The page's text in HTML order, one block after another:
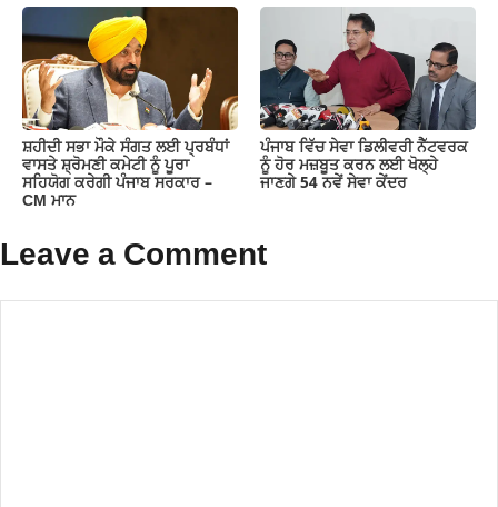
ਸ਼ਹੀਦੀ ਸਭਾ ਮੌਕੇ ਸੰਗਤ ਲਈ ਪ੍ਰਬੰਧਾਂ
ਵਾਸਤੇ ਸ਼੍ਰੋਮਣੀ ਕਮੇਟੀ ਨੂੰ ਪੂਰਾ
ਸਹਿਯੋਗ ਕਰੇਗੀ ਪੰਜਾਬ ਸਰਕਾਰ –
CM ਮਾਨ
ਪੰਜਾਬ ਵਿੱਚ ਸੇਵਾ ਡਿਲੀਵਰੀ ਨੈੱਟਵਰਕ
ਨੂੰ ਹੋਰ ਮਜ਼ਬੂਤ ਕਰਨ ਲਈ ਖੋਲ੍ਹੇ
ਜਾਣਗੇ 54 ਨਵੇਂ ਸੇਵਾ ਕੇਂਦਰ
Leave a Comment